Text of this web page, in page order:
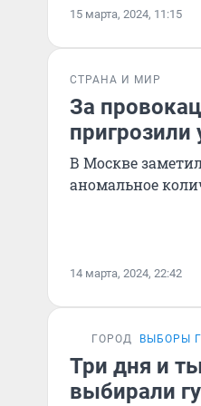
15 марта, 2024, 11:15
СТРАНА И МИР
За
пригрозили
В Москве
аномальное
14 марта, 2024, 22:42
ГОРОД ВЫБОРЫ
Три дня и
выбирали